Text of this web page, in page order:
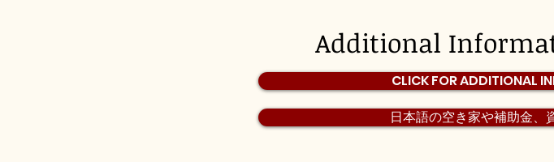
CLICK FOR ADDITIONAL
Additional
日本語の空き家や補助金、